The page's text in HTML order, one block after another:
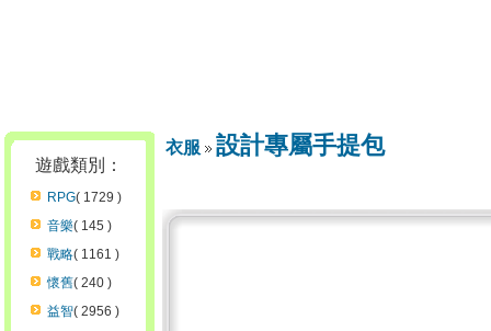
遊戲類別：
RPG( 1729 )
音樂( 145 )
戰略( 1161 )
懷舊( 240 )
益智( 2956 )
衣服 設計專屬手提包